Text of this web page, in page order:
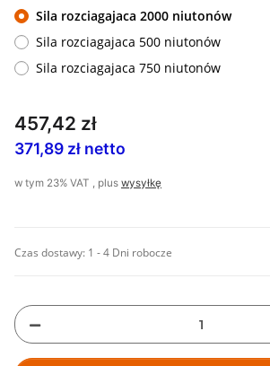
Sila rozciagajaca 2000 niutonów
Sila rozciagajaca 500 niutonów
Sila rozciagajaca 750 niutonów
457,42 zł
371,89 zł netto
w tym 23% VAT , plus wysyłkę
Czas dostawy: 1 - 4 Dni robocze